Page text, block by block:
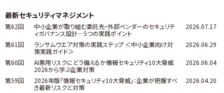
最新セキュリティマネジメント
第62回
中小企業が取り組む委託先・外部ベンダーのセキュリテ
ィガバナンス設計―5つの実践ポイント
2026.07.17
第61回
ランサムウエア対策の実践ステップ ＜中小企業向け対
策実践ガイド＞
2026.06.29
第60回
AI悪用リスクにどう備えるか――情報セキュリティ10大脅威
2026から学ぶ企業対策
2026.06.04
第59回
2026年版「情報セキュリティ10大脅威」：企業が把握すべ
き最新リスクと対策
2026.04.20